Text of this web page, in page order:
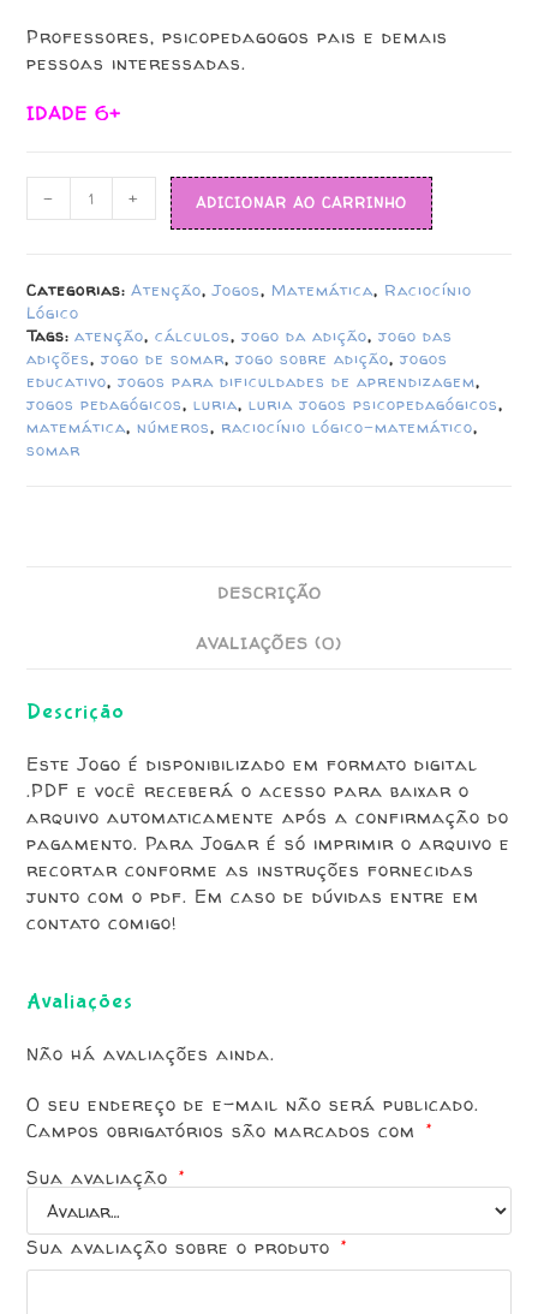
Professores, psicopedagogos pais e demais
pessoas interessadas.
IDADE 6+
- + ADICIONAR AO CARRINHO
Categorias:Atenção,Jogos,Matemática, Raciocínio
Lógico
Tags:atenção,cálculos,jogo da adição,jogo das
adições,jogo de somar,jogo sobre adição,jogos
educativo,jogos para dificuldades de aprendizagem,
jogos pedagógicos,luria,luria jogos psicopedagógicos,
matemática,números, raciocínio lógico-matemático,
somar
DESCRIÇÃO
AVALIAÇÕES (0)
Descrição
Este Jogo é disponibilizado em formato digital
.PDF e você receberá o acesso para baixar o
arquivo automaticamente após a confirmação do
pagamento. Para Jogar é só imprimir o arquivo e
recortar conforme as instruções fornecidas
junto com o pdf. Em caso de dúvidas entre em
contato comigo!
Avaliações
Não há avaliações ainda.
O seu endereço de e-mail não será publicado.
Campos obrigatórios são marcados com
*
Sua avaliação *
Sua avaliação sobre o produto *